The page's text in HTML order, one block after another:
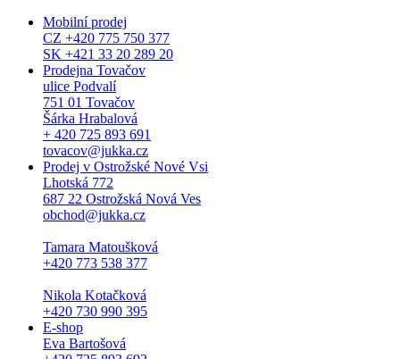
Mobilní prodej
CZ +420 775 750 377
SK +421 33 20 289 20
Prodejna Tovačov
ulice Podvalí
751 01 Tovačov
Šárka Hrabalová
+ 420 725 893 691
tovacov@jukka.cz
Prodej v Ostrožské Nové Vsi
Lhotská 772
687 22 Ostrožská Nová Ves
obchod@jukka.cz
Tamara Matoušková
+420 773 538 377
Nikola Kotačková
+420 730 990 395
E-shop
Eva Bartošová